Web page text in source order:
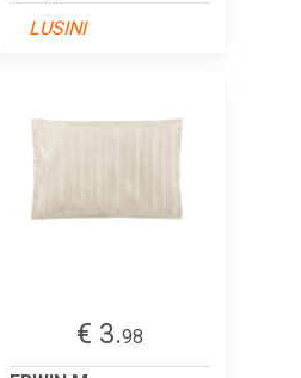
LUSINI
€ 3.98